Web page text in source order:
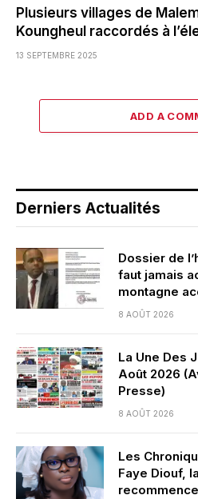
Plusieurs villages de
Koungheul raccordés à
13 SEPTEMBRE 2025
ADD A
Derniers Actualités
Dossier de
faut jamais
montagne
8 AOÛT 2026
La Une Des
Août 2026
Presse)
8 AOÛT 2026
Les
Faye Diouf,